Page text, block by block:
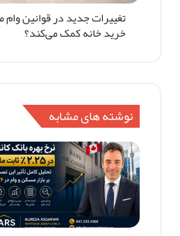
تغییرات جدید در قوانین
خرید خانه کمک می‌کند؟
نوشته های مشابه